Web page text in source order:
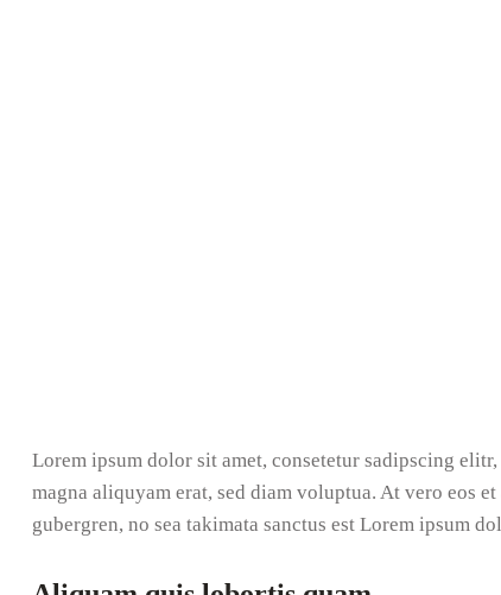
Lorem ipsum dolor sit amet, consetetur sadipscing
magna aliquyam erat, sed diam voluptua. At vero eos
gubergren, no sea takimata sanctus est Lorem ipsum